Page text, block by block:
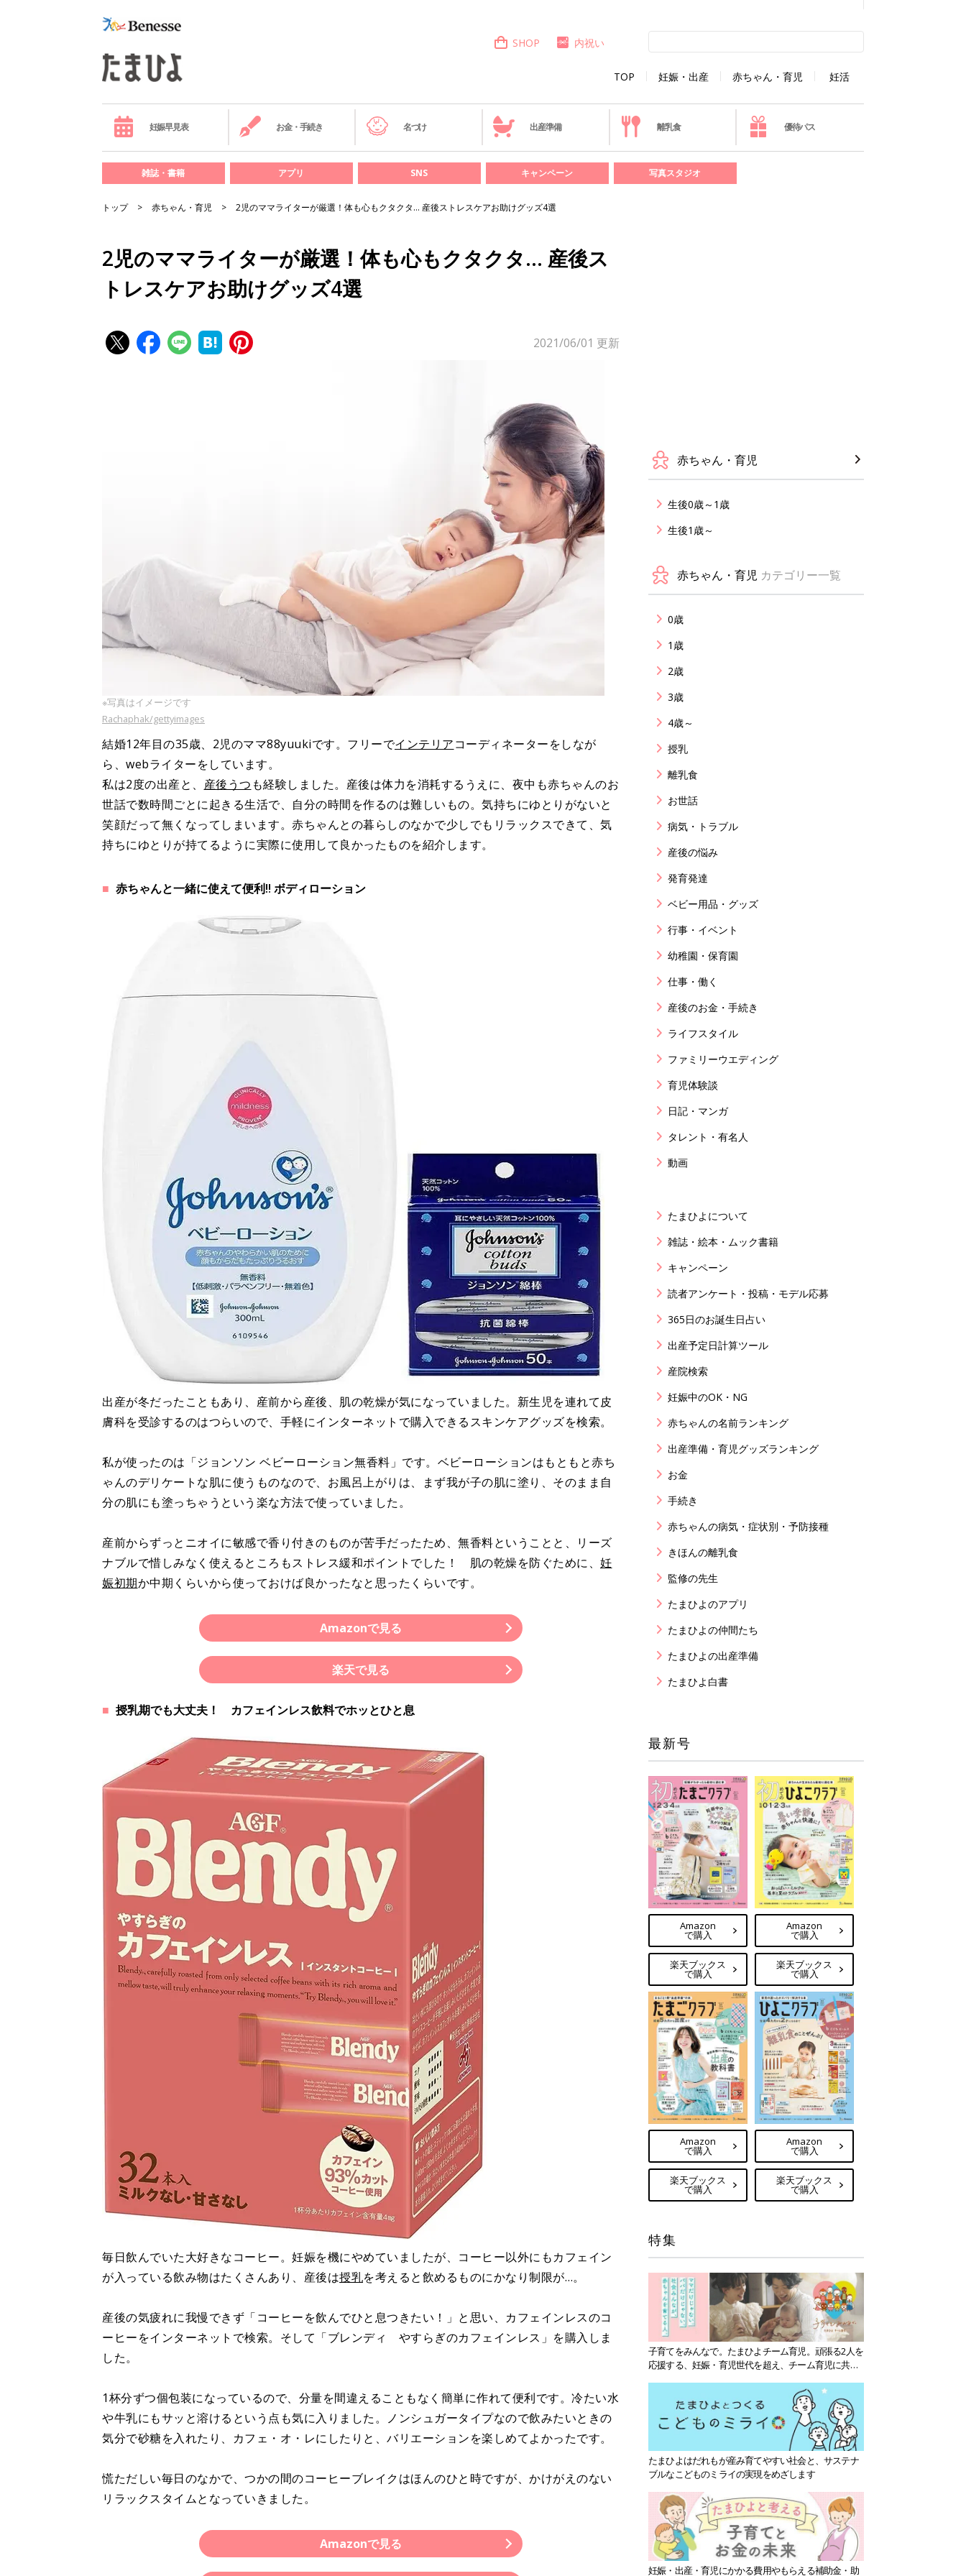
TOP 妊娠・出産 赤ちゃん・育児 妊活
SHOP 内祝い
妊娠早見表 お金・手続き 名づけ 出産準備 離乳食 優待パス
雑誌・書籍 アプリ SNS キャンペーン 写真スタジオ
トップ 赤ちゃん・育児 2児のママライターが厳選！体も心もクタクタ… 産後ストレスケアお助けグッズ4選
2児のママライターが厳選！体も心もクタクタ… 産後ス
トレスケアお助けグッズ4選
2021/06/01 更新
※写真はイメージです
Rachaphak/gettyimages
結婚12年目の35歳、2児のママ88yuukiです。フリーでインテリアコーディネーターをしなが
ら、webライターをしています。
私は2度の出産と、 産後うつ も経験しました。産後は体力を消耗するうえに、夜中も赤ちゃんのお
世話で数時間ごとに起きる生活で、自分の時間を作るのは難しいもの。気持ちにゆとりがないと
笑顔だって無くなってしまいます。赤ちゃんとの暮らしのなかで少しでもリラックスできて、気
持ちにゆとりが持てるように実際に使用して良かったものを紹介します。
赤ちゃんと一緒に使えて便利‼ ボディローション
出産が冬だったこともあり、産前から産後、肌の乾燥が気になっていました。新生児を連れて皮
膚科を受診するのはつらいので、手軽にインターネットで購入できるスキンケアグッズを検索。
私が使ったのは「ジョンソン ベビーローション無香料」です。ベビーローションはもともと赤ち
ゃんのデリケートな肌に使うものなので、お風呂上がりは、まず我が子の肌に塗り、そのまま自
分の肌にも塗っちゃうという楽な方法で使っていました。
産前からずっとニオイに敏感で香り付きのものが苦手だったため、無香料ということと、リーズ
ナブルで惜しみなく使えるところもストレス緩和ポイントでした！ 肌の乾燥を防ぐために、 妊
娠初期か中期くらいから使っておけば良かったなと思ったくらいです。
Amazonで見る
楽天で見る
授乳期でも大丈夫！ カフェインレス飲料でホッとひと息
毎日飲んでいた大好きなコーヒー。妊娠を機にやめていましたが、コーヒー以外にもカフェイン
が入っている飲み物はたくさんあり、産後は授乳を考えると飲めるものにかなり制限が…。
産後の気疲れに我慢できず「コーヒーを飲んでひと息つきたい！」と思い、カフェインレスのコ
ーヒーをインターネットで検索。そして「ブレンディ やすらぎのカフェインレス」を購入しま
した。
1杯分ずつ個包装になっているので、分量を間違えることもなく簡単に作れて便利です。冷たい水
や牛乳にもサッと溶けるという点も気に入りました。ノンシュガータイプなので飲みたいときの
気分で砂糖を入れたり、カフェ・オ・レにしたりと、バリエーションを楽しめてよかったです。
慌ただしい毎日のなかで、つかの間のコーヒーブレイクはほんのひと時ですが、かけがえのない
リラックスタイムとなっていきました。
Amazonで見る
赤ちゃん・育児
生後0歳～1歳
生後1歳～
赤ちゃん・育児 カテゴリー一覧
0歳
1歳
2歳
3歳
4歳～
授乳
離乳食
お世話
病気・トラブル
産後の悩み
発育発達
ベビー用品・グッズ
行事・イベント
幼稚園・保育園
仕事・働く
産後のお金・手続き
ライフスタイル
ファミリーウエディング
育児体験談
日記・マンガ
タレント・有名人
動画
たまひよについて
雑誌・絵本・ムック書籍
キャンペーン
読者アンケート・投稿・モデル応募
365日のお誕生日占い
出産予定日計算ツール
産院検索
妊娠中のOK・NG
赤ちゃんの名前ランキング
出産準備・育児グッズランキング
お金
手続き
赤ちゃんの病気・症状別・予防接種
きほんの離乳食
監修の先生
たまひよのアプリ
たまひよの仲間たち
たまひよの出産準備
たまひよ白書
最新号
Amazon
で購入
楽天ブックス
で購入
Amazon
で購入
楽天ブックス
で購入
Amazon
で購入
楽天ブックス
で購入
Amazon
で購入
楽天ブックス
で購入
特集
子育てをみんなで。たまひよチーム育児。頑張る2人を
応援する、妊娠・育児世代を超え、チーム育児に共感
たまひよはだれもが産み育てやすい社会と、サステナ
ブルなこどものミライの実現をめざします
妊娠・出産・育児にかかる費用やもらえる補助金・助